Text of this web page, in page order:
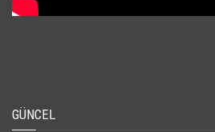
GÜNCEL